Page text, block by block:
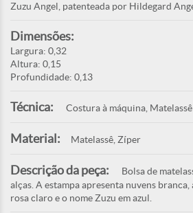
Zuzu Angel, patenteada por Hildegard
Dimensões:
Largura: 0,32
Altura: 0,15
Profundidade: 0,13
Técnica: Costura à máquina, Matelassê
Material: Matelassê, Zíper
Descrição da peça:
Bolsa de
alças. A estampa apresenta nuvens
rosa claro e o nome Zuzu em azul.